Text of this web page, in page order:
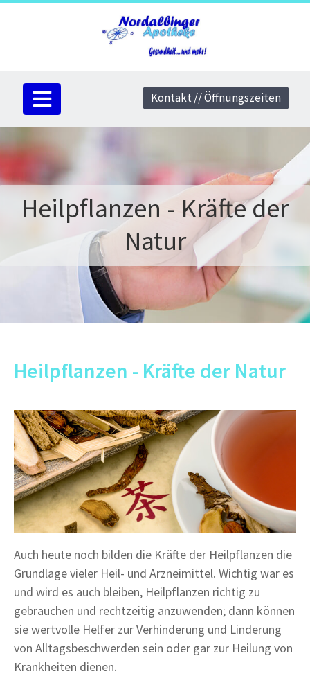
Heilpflanzen - Kräfte der
Natur
Heilpflanzen - Kräfte der Natur
Auch heute noch bilden die Kräfte der Heilpflanzen die
Grundlage vieler Heil- und Arzneimittel. Wichtig war es
und wird es auch bleiben, Heilpflanzen richtig zu
gebrauchen und rechtzeitig anzuwenden; dann können
sie wertvolle Helfer zur Verhinderung und Linderung
von Alltagsbeschwerden sein oder gar zur Heilung von
Krankheiten dienen.
Kontakt // Öffnungszeiten